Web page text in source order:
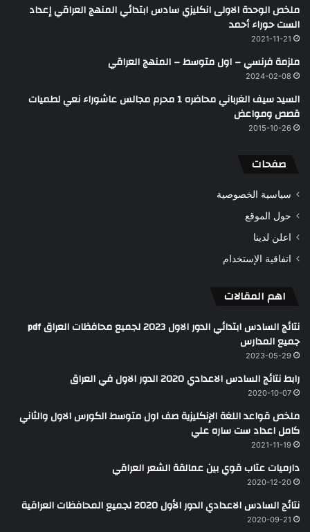
ملخص الوحدة الاولى انكليزي سادس ابتدائي المنهج العراقي إعداد
الست حوراء أحمد
2021-11-21
ملزمة فرنسي – اول متوسط – المنهج العراقي
2024-02-08
السيد سيف الغرباني محاضره 1 محرم مجالس عاشوراء نعي لطميات
قصص ومواعض
2015-10-26
صفحات
سياسية الخصوصية
حول الموقع
اعلن لدينا
اتفاقية الإستخدام
اهم المقالات
نتائج السادس ابتدائي الدور الاول 2023 لجميع محافظات العراق pdf
جميع المدارس
2023-05-29
رابط نتائج السادس الاعدادي 2020 الدور الاول في العراق
2020-10-07
ملخص قواعد اللغة الإنكليزية صف اول متوسط الكورس الاول والثاني
كامل اعداد ست ساره علي
2021-11-19
دارميات عتاب قوي بين عمالقة الشعر العراقي
2020-12-20
نتائج السادس الاعدادي الدور الأول 2020 لجميع المحافظات العراقية
2020-09-21